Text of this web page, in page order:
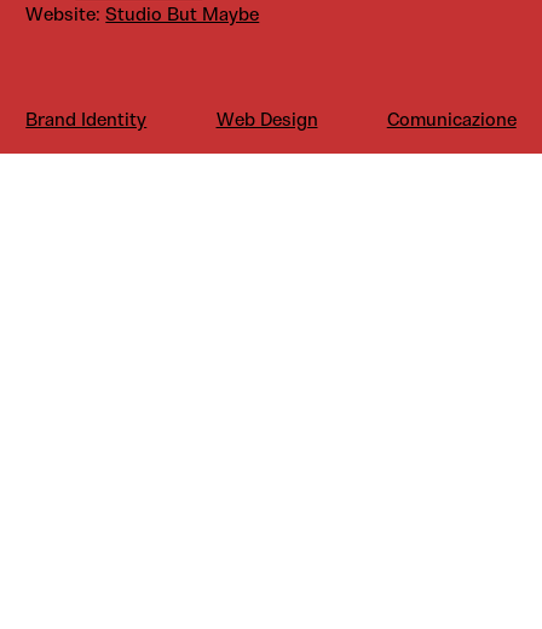
Website:Studio But Maybe
Brand Identity Web Design Comunicazione